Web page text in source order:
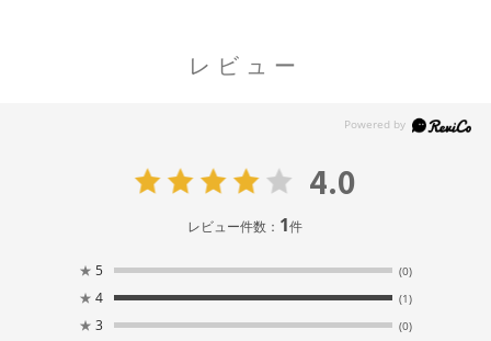
レビュー
4.0
レビュー件数： 1件
★ 5 (0)
★ 4 (1)
★ 3 (0)